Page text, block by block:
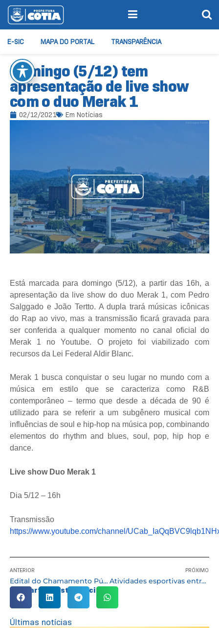
E-SIC MAPA DO PORTAL TRANSPARÊNCIA
Domingo (5/12) tem
apresentação de live show
com o duo Merak 1
02/12/2021 Em Notícias
Está marcada para domingo (5/12), a partir das 16h, a
apresentação da live show do duo Merak 1, com Pedro
Salggado e João Tertto. A dupla trará músicas icônicas
do Rap ao vivo, mas a transmissão ficará gravada para
ser conferida a qualquer momento no canal oficial do
Merak 1 no Youtube. O projeto foi viabilizado com
recursos da Lei Federal Aldir Blanc.
Merak 1 busca conquistar o seu lugar no mundo com a
música em estilo que se caracteriza como R&B
contemporâneo – termo que desde a década de 90 é
utilizado para se referir a um subgênero musical com
influências de soul e hip-hop na música pop, combinando
elementos do rhythm and blues, soul, pop, hip hop e
dance.
Live show Duo Merak 1
Dia 5/12 – 16h
Transmissão
https://www.youtube.com/channel/
ANTERIOR
Edital do Chamamento Público – CMIS – SDS 01/2021
PRÓXIMO
Atividades esportivas entram em recesso a partir deste mês
Compartilhe esta notícia:
Últimas notícias